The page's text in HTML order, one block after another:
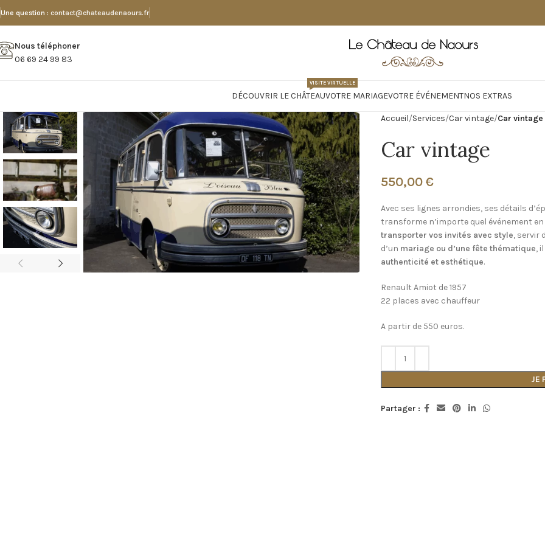
Une question : contact@chateaudenaours.fr
Nous téléphoner
06 69 24 99 83
DÉCOUVRIR LE CHÂTEAU
VISITE VIRTUELLE
VOTRE MARIAGEVOTRE ÉVÉNEMENTNOS EXTRAS
Accueil Services Car vintage Car vintage
Car vintage
550,00 €
Avec ses lignes arrondies, ses détails
transforme n’importe quel événement
transporter vos invités avec style, servir
d’un mariage ou d’une fête thématique,
authenticité et esthétique.
Renault Amiot de 1957
22 places avec chauffeur
A partir de 550 euros.
JE
Partager :